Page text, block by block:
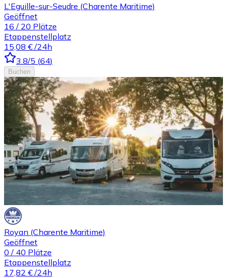
L'Eguille-sur-Seudre (Charente Maritime)
Geöffnet
16 / 20 Plätze
Etappenstellplatz
15,08 € /24h
3.8/5 (64)
Buchen
Royan (Charente Maritime)
Geöffnet
0 / 40 Plätze
Etappenstellplatz
17,82 € /24h